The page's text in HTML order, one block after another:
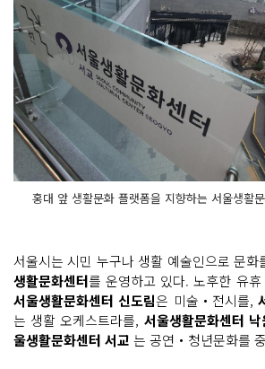
홍대 앞 생활문화 플랫폼을 지향하는 서울생활
서울시는 시민 누구나 생활 예술인으로 문화
생활문화센터를 운영하고 있다. 노후한 유
서울생활문화센터 신도림은 미술‧전시를,
는 생활 오케스트라를, 서울생활문화센터 낙
울생활문화센터 서교 는 공연‧청년문화를